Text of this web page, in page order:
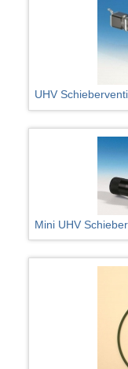
UHV
Mini UHV